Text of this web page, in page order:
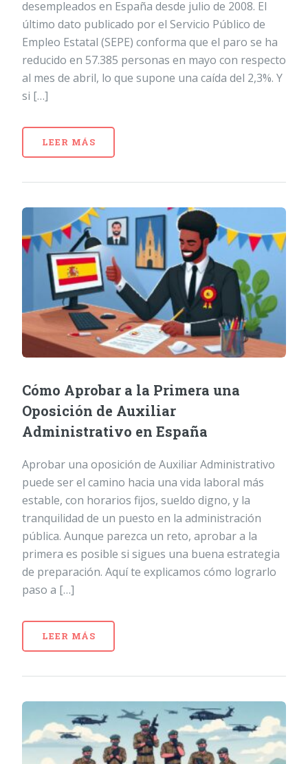
desempleados en España desde julio de 2008. El
último dato publicado por el Servicio Público de
Empleo Estatal (SEPE) conforma que el paro se ha
reducido en 57.385 personas en mayo con respecto
al mes de abril, lo que supone una caída del 2,3%. Y
si […]
LEER MÁS
Cómo Aprobar a la Primera una
Oposición de Auxiliar
Administrativo en España
Aprobar una oposición de Auxiliar Administrativo
puede ser el camino hacia una vida laboral más
estable, con horarios fijos, sueldo digno, y la
tranquilidad de un puesto en la administración
pública. Aunque parezca un reto, aprobar a la
primera es posible si sigues una buena estrategia
de preparación. Aquí te explicamos cómo lograrlo
paso a […]
LEER MÁS